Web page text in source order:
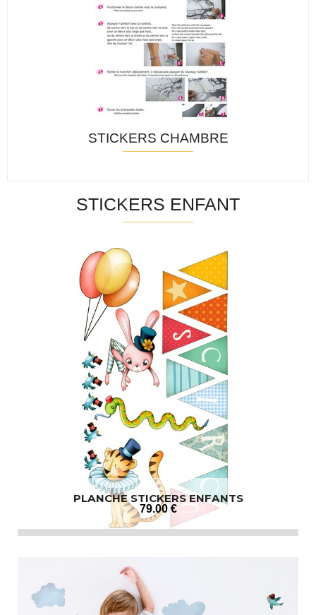
STICKERS CHAMBRE
STICKERS ENFANT
PLANCHE STICKERS ENFANTS
79.00 €